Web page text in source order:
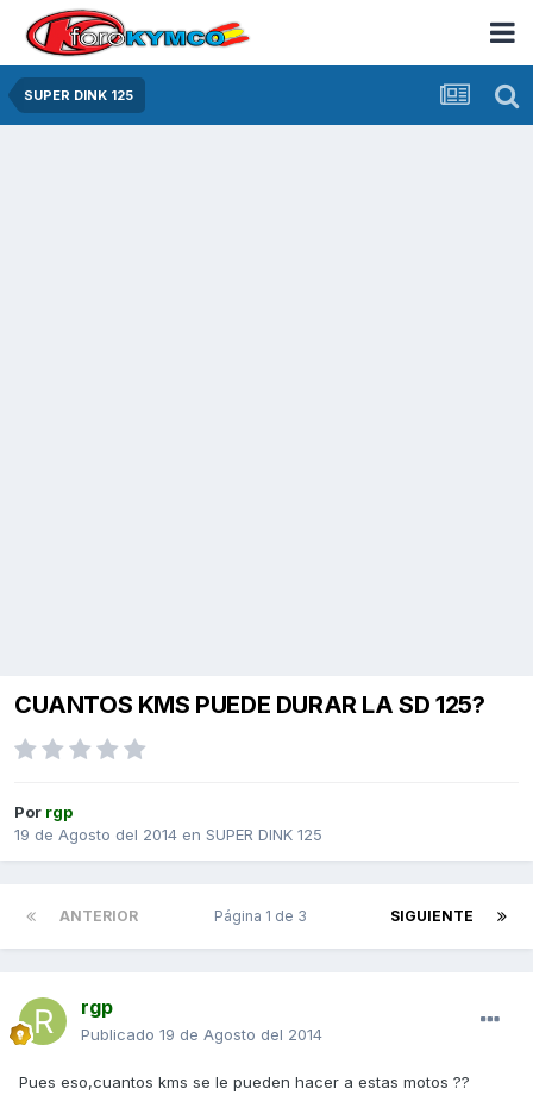
SUPER DINK 125
CUANTOS KMS PUEDE DURAR LA SD 125?
Por rgp
19 de Agosto del 2014 en SUPER DINK 125
ANTERIOR SIGUIENTE
Página 1 de 3
rgp
Publicado 19 de Agosto del 2014
Pues eso,cuantos kms se le pueden hacer a estas motos ??